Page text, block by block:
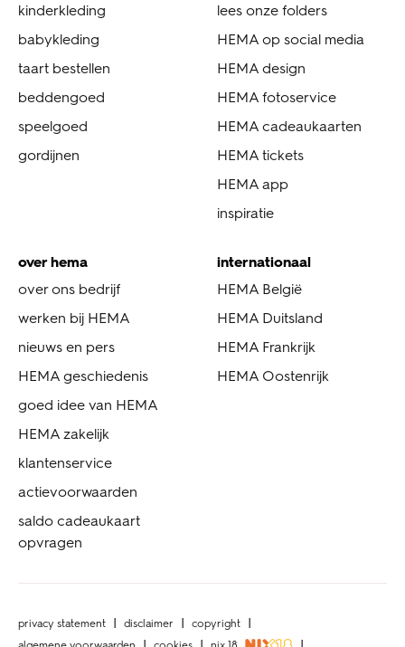
kinderkleding
babykleding
taart bestellen
beddengoed
speelgoed
gordijnen
lees onze folders
HEMA op social media
HEMA design
HEMA fotoservice
HEMA cadeaukaarten
HEMA tickets
HEMA app
inspiratie
over hema
over ons bedrijf
werken bij HEMA
nieuws en pers
HEMA geschiedenis
goed idee van HEMA
HEMA zakelijk
klantenservice
actievoorwaarden
saldo cadeaukaart
opvragen
internationaal
HEMA België
HEMA Duitsland
HEMA Frankrijk
HEMA Oostenrijk
privacy statement disclaimer
copyright